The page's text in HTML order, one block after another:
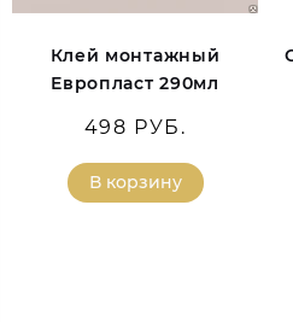
Клей монтажный
Европласт 290мл
498 РУБ.
В корзину